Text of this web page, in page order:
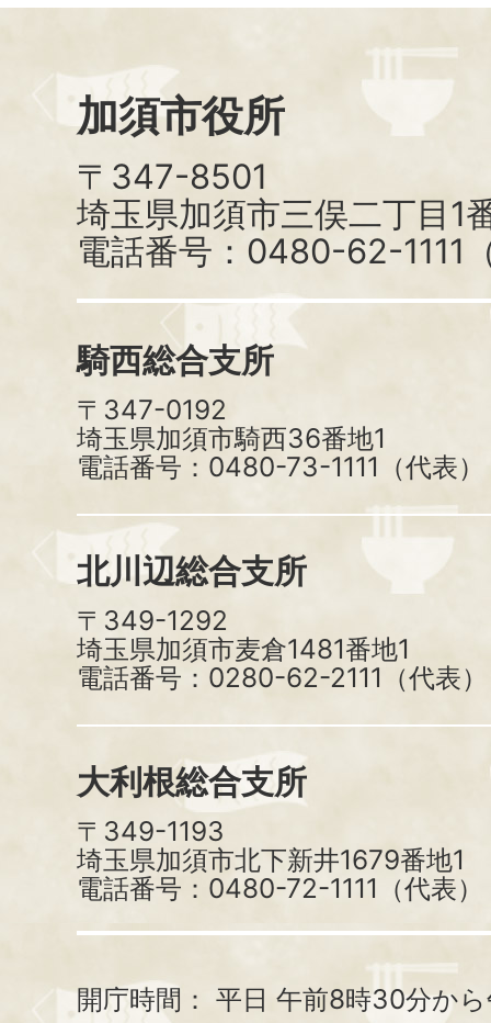
加須市役所
〒347-8501
埼玉県加須市三俣二丁目1
電話番号：0480-62-1111
騎西総合支所
〒347-0192
埼玉県加須市騎西36番地1
電話番号：0480-73-1111（代表）
北川辺総合支所
〒349-1292
埼玉県加須市麦倉1481番地1
電話番号：0280-62-2111（代表）
大利根総合支所
〒349-1193
埼玉県加須市北下新井1679番地1
電話番号：0480-72-1111（代表）
開庁時間： 平日 午前8時30分か